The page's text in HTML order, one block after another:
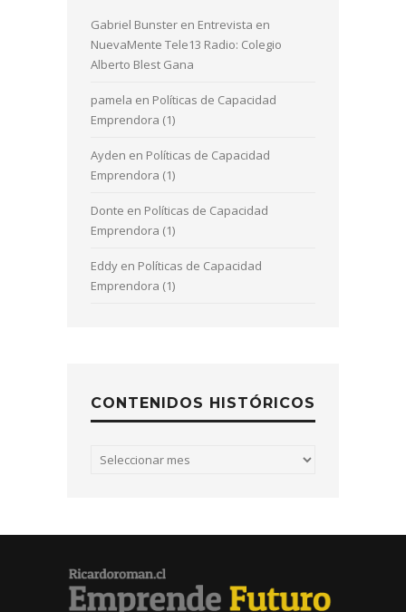
Gabriel Bunster en Entrevista en
NuevaMente Tele13 Radio: Colegio
Alberto Blest Gana
pamela en Políticas de Capacidad
Emprendora (1)
Ayden en Políticas de Capacidad
Emprendora (1)
Donte en Políticas de Capacidad
Emprendora (1)
Eddy en Políticas de Capacidad
Emprendora (1)
CONTENIDOS HISTÓRICOS
Contenidos